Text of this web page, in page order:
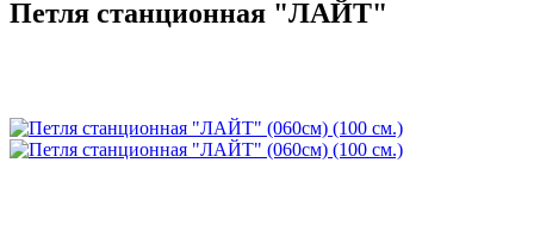
Петля станционная "ЛАЙТ"